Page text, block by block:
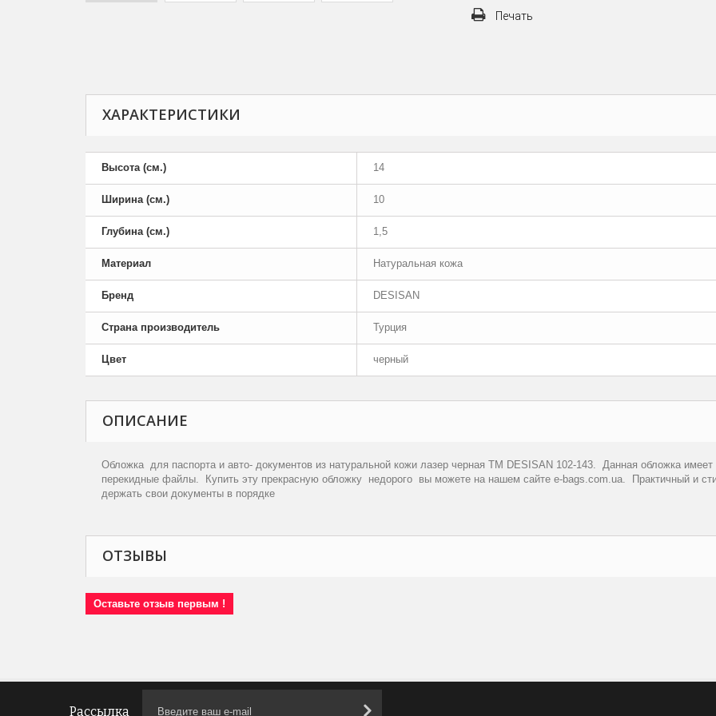
Печать
ХАРАКТЕРИСТИКИ
Высота (см.) 14
Ширина (см.) 10
Глубина (см.) 1,5
Материал Натуральная кожа
Бренд DESISAN
Страна производитель Турция
Цвет черный
ОПИСАНИЕ
Обложка для паспорта и авто- документов из натуральной кожи лазер черная ТМ DESISAN 102-143. Данная обложка
перекидные файлы. Купить эту прекрасную обложку недорого вы можете на нашем сайте e-bags.com.ua. Практичный и
держать свои документы в порядке
ОТЗЫВЫ
Оставьте отзыв первым !
Рассылка